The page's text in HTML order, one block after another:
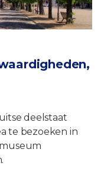
deelstaat
te bezoeken in